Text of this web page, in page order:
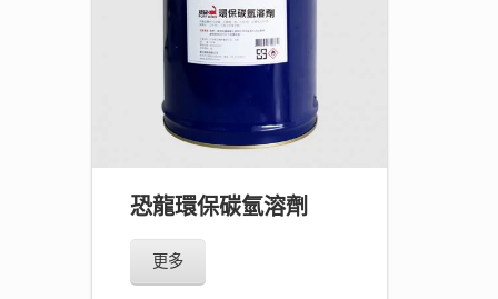
恐龍環保碳氫溶劑
更多